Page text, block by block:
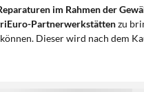
im Rahmen der
Partnerwerkstättenzu
Dieser wird nach dem